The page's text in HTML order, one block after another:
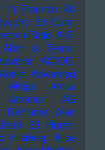
11 Freunde 40
50 Cent
Ratio A.G.
Abor & Tynna
AC/DC
Advanced
Whigs
Afrika
Afroman
AG
DePlume
Alan
23 Harth
Hilsberg
Alice